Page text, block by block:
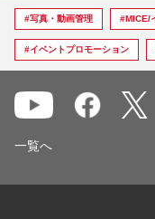
#写真・動画管理 #MICE/
#イベントプロモーション
一覧へ